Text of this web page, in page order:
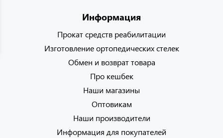
Информация
Прокат средств реабилитации
Изготовление ортопедических стелек
Обмен и возврат товара
Про кешбек
Наши магазины
Оптовикам
Наши производители
Информация для покупателей